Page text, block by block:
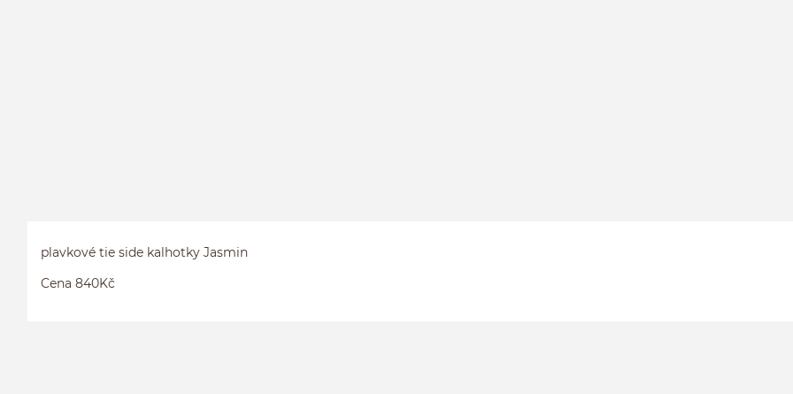
plavkové tie side kalhotky Jasmin
Cena 840Kč